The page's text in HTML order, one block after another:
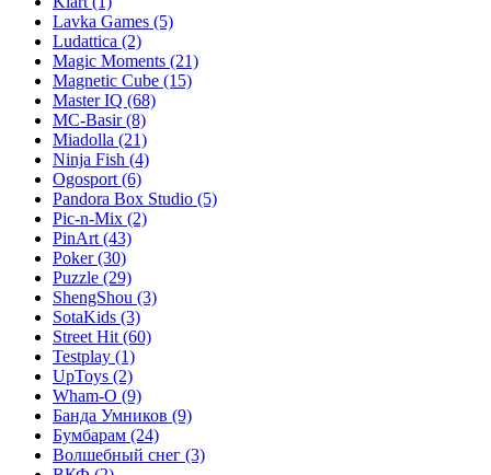
Lavka Games (5)
Ludattica (2)
Magic Moments (21)
Magnetic Cube (15)
Master IQ (68)
MC-Basir(8)
Miadolla (21)
Ninja Fish (4)
Ogosport (6)
Pandora Box Studio (5)
Pic-n-Mix (2)
PinArt (43)
Poker(30)
Puzzle (29)
ShengShou (3)
SotaKids (3)
Street Hit (60)
Testplay (1)
UpToys (2)
Wham-O (9)
Банда Умников (9)
Бумбарам (24)
Волшебный снег (3)